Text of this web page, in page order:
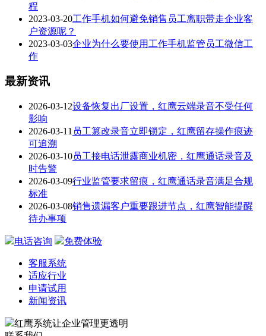
程
2023-03-20工作手机如何避免销售员工离职带走企业客
户资源呢？
2023-03-03企业为什么要使用工作手机监管员工微信工
作
最新资讯
2026-03-12设备恢复出厂设置，红鹰云端录音不受任何
影响
2026-03-11 员工篡改录音立即锁定，红鹰留存操作痕迹
可追溯
2026-03-10员工接电话泄露商业机密，红鹰通话录音及
时告警
2026-03-09行业监管要求留痕，红鹰通话录音满足合规
标准
2026-03-08销售遗漏客户重要跟进节点，红鹰智能提醒
待办事项
电话咨询 免费体验
客服系统
适应行业
申请试用
新闻资讯
红鹰系统让企业管理更透明